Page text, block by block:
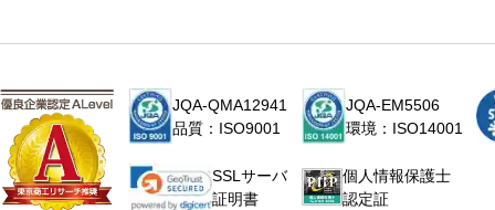
JQA-QMA12941
品質：ISO9001
JQA-EM5506
環境：ISO14001
SSLサーバ
証明書
個人情報保護士
認定証